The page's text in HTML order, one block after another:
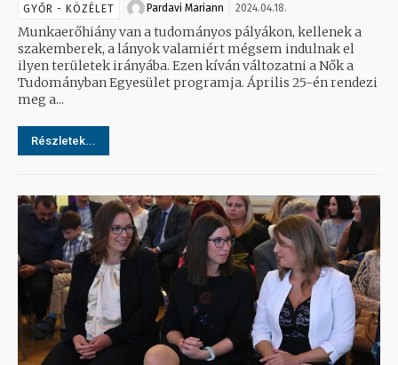
GYŐR - KÖZÉLET Pardavi Mariann 2024.04.18.
Munkaerőhiány van a tudományos pályákon, kellenek a
szakemberek, a lányok valamiért mégsem indulnak el
ilyen területek irányába. Ezen kíván változatni a Nők a
Tudományban Egyesület programja. Április 25-én rendezi
meg a...
Részletek...